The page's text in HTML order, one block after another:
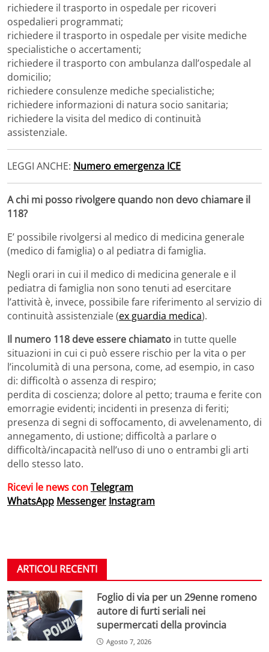
richiedere il trasporto in ospedale per ricoveri
ospedalieri programmati;
richiedere il trasporto in ospedale per visite mediche
specialistiche o accertamenti;
richiedere il trasporto con ambulanza dall’ospedale al
domicilio;
richiedere consulenze mediche specialistiche;
richiedere informazioni di natura socio sanitaria;
richiedere la visita del medico di continuità
assistenziale.
LEGGI ANCHE: Numero emergenza ICE
A chi mi posso rivolgere quando non devo chiamare il
118?
E’ possibile rivolgersi al medico di medicina generale
(medico di famiglia) o al pediatra di famiglia.
Negli orari in cui il medico di medicina generale e il
pediatra di famiglia non sono tenuti ad esercitare
l’attività è, invece, possibile fare riferimento al servizio di
continuità assistenziale (ex guardia medica).
Il numero 118 deve essere chiamato in tutte quelle
situazioni in cui ci può essere rischio per la vita o per
l’incolumità di una persona, come, ad esempio, in caso
di: difficoltà o assenza di respiro;
perdita di coscienza; dolore al petto; trauma e ferite con
emorragie evidenti; incidenti in presenza di feriti;
presenza di segni di soffocamento, di avvelenamento, di
annegamento, di ustione; difficoltà a parlare o
difficoltà/incapacità nell’uso di uno o entrambi gli arti
dello stesso lato.
Ricevi le news conTelegram
WhatsApp Messenger Instagram
ARTICOLI RECENTI
Foglio di via per un 29enne romeno
autore di furti seriali nei
supermercati della provincia
Agosto 7, 2026